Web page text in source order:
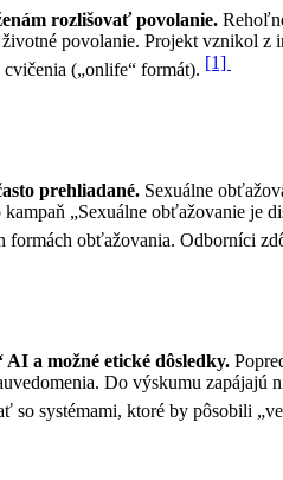
rozlišovať povolanie.
povolanie. Projekt vznikol
(„onlife“ formát). [1]
prehliadané. Sexuálne
kampaň „Sexuálne obťažovanie
obťažovania. Odborníci
a možné etické dôsledky.
Do výskumu
so systémami, ktoré by pôsobili